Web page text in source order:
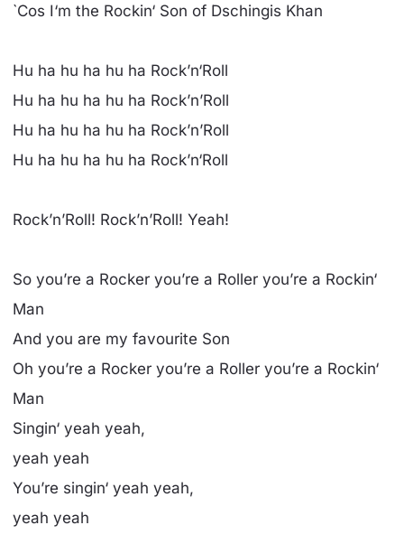
`Cos I‘m the Rockin‘ Son of Dschingis Khan
Hu ha hu ha hu ha Rock’n‘Roll
Hu ha hu ha hu ha Rock’n’Roll
Hu ha hu ha hu ha Rock’n’Roll
Hu ha hu ha hu ha Rock’n‘Roll
Rock’n’Roll! Rock’n’Roll! Yeah!
So you’re a Rocker you’re a Roller you’re a Rockin‘
Man
And you are my favourite Son
Oh you’re a Rocker you’re a Roller you’re a Rockin‘
Man
Singin‘ yeah yeah,
yeah yeah
You’re singin‘ yeah yeah,
yeah yeah